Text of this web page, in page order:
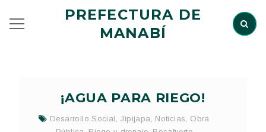
PREFECTURA DE
MANABÍ
¡AGUA PARA RIEGO!
Desarrollo Social , Jipijapa, Noticias, Obra